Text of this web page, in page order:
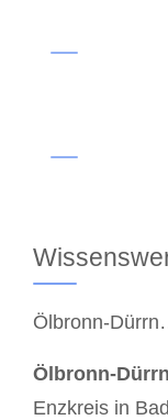
Ölbronn-
Ölbronn-Dürrn
Enzkreis in